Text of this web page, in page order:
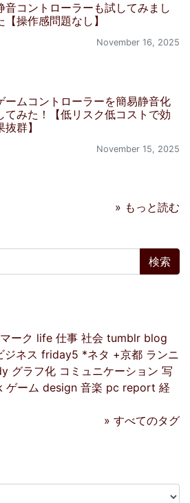
音コントローラーも試してみまし
【操作感問題なし】
November 16, 2025
ームコントローラーを簡易静音化
てみた！【低リスク低コストで効
抜群】
November 15, 2025
» もっと読む
ーク life 仕事 社会 tumblr blog
ジネス friday5 *ネタ +京都 ランニ
グラフ化 コミュニケーション 写
ゲーム design 音楽 pc report 経
» すべてのタグ